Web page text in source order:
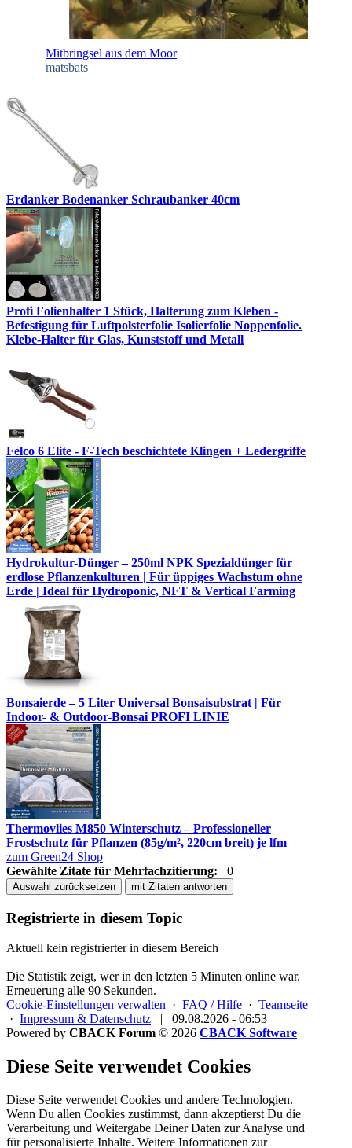
Mitbringsel aus dem Moor
matsbats
Erdanker Bodenanker Schraubanker 40cm
Profi Folienhalter 1 Stück, Halterung zum Kleben -
Befestigung für Luftpolsterfolie Isolierfolie Noppenfolie.
Klebe-Halter für Glas, Kunststoff und Metall
Felco 6 Elite - F-Tech beschichtete Klingen + Ledergriffe
Hydrokultur-Dünger – 250ml NPK Spezialdünger für
erdlose Pflanzenkulturen | Für üppiges Wachstum ohne
Erde | Ideal für Hydroponic, NFT & Vertical Farming
Bonsaierde – 5 Liter Universal Bonsaisubstrat | Für
Indoor- & Outdoor-Bonsai PROFI LINIE
Thermovlies M850 Winterschutz – Professioneller
Frostschutz für Pflanzen (85g/m², 220cm breit) je lfm
zum Green24 Shop
Gewählte Zitate für Mehrfachzitierung:
0
Auswahl zurücksetzen mit Zitaten antworten
Registrierte in diesem Topic
Aktuell kein registrierter in diesem Bereich
Die Statistik zeigt, wer in den letzten 5 Minuten online war.
Erneuerung alle 90 Sekunden.
Cookie-Einstellungen verwalten · FAQ / Hilfe · Teamseite
· Impressum & Datenschutz |
09.08.2026 - 06:53
Powered by CBACK Forum © 2026 CBACK Software
Diese Seite verwendet Cookies
Diese Seite verwendet Cookies und andere Technologien.
Wenn Du allen Cookies zustimmst, dann akzeptierst Du die
Verarbeitung und Weitergabe Deiner Daten zur Analyse und
für personalisierte Inhalte. Weitere Informationen zur